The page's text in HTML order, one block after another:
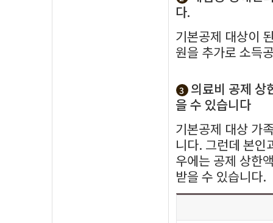
다.
기본공제 대상이
원을 추가로 소득
3 의료비 공제
을 수 있습니다
기본공제 대상 가
니다. 그런데 본인
우에는 공제 상한
받을 수 있습니다.